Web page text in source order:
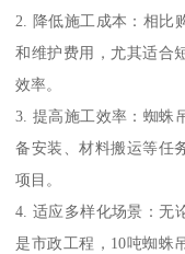
2. 降低施工成本：相比
和维护费用，尤其适合
效率。
3. 提高施工效率：蜘蛛
备安装、材料搬运等任
项目。
4. 适应多样化场景：无
是市政工程，10吨蜘蛛